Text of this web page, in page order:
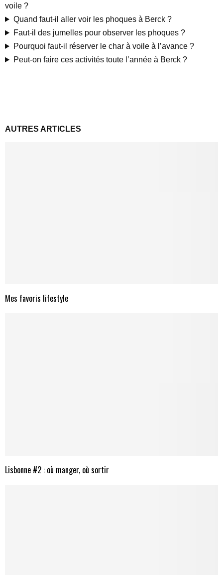
voile ?
Quand faut-il aller voir les phoques à Berck ?
Faut-il des jumelles pour observer les phoques ?
Pourquoi faut-il réserver le char à voile à l’avance ?
Peut-on faire ces activités toute l’année à Berck ?
AUTRES ARTICLES
Mes favoris lifestyle
Lisbonne #2 : où manger, où sortir